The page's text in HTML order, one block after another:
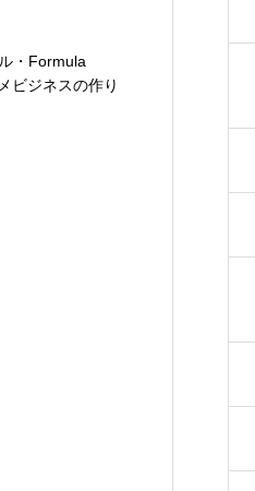
・Formula
ビジネスの作り